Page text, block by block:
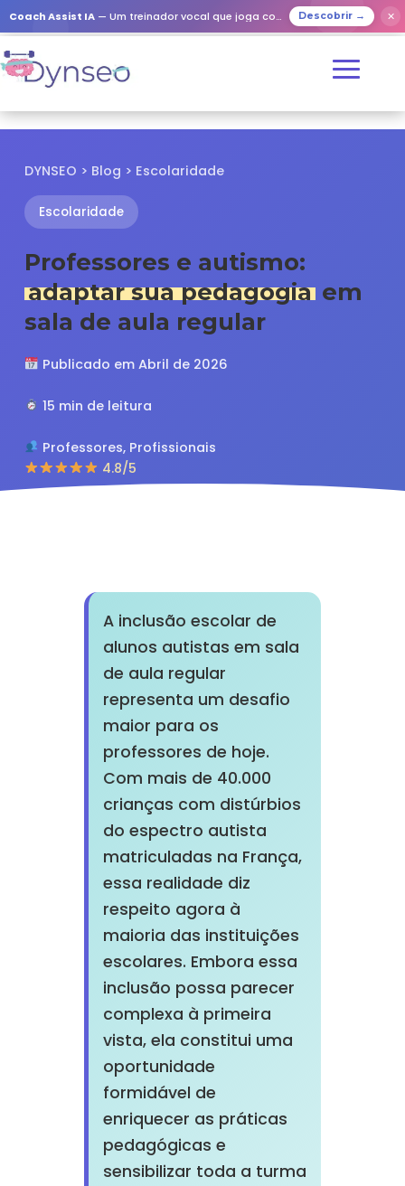
Coach Assist IA — Um treinador vocal que joga com os seus entes queridos Descobrir → ✕
DYNSEO > Blog > Escolaridade
Escolaridade
Professores e autismo:
adaptar sua pedagogia em
sala de aula regular
Publicado em Abril de 2026
15 min de leitura
Professores, Profissionais
4.8/5
A inclusão escolar de
alunos autistas em sala
de aula regular
representa um desafio
maior para os
professores de hoje.
Com mais de 40.000
crianças com distúrbios
do espectro autista
matriculadas na França,
essa realidade diz
respeito agora à
maioria das instituições
escolares. Embora essa
inclusão possa parecer
complexa à primeira
vista, ela constitui uma
oportunidade
formidável de
enriquecer as práticas
pedagógicas e
sensibilizar toda a turma